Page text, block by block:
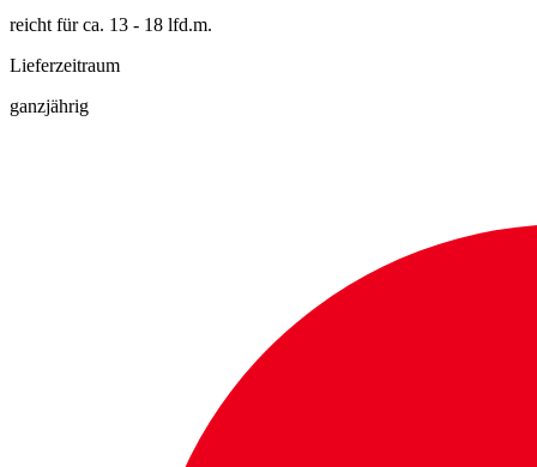
reicht für ca. 13 - 18 lfd.m.
Lieferzeitraum
ganzjährig